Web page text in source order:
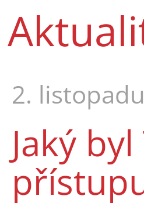
2.
Jaký